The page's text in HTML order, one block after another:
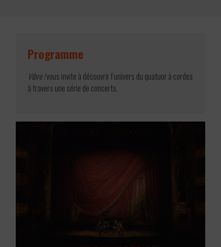
Programme
Vibre !vous invite à découvrir l’univers du quatuor à cordes
à travers une série de concerts.